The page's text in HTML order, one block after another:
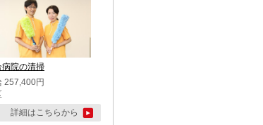
病院の清掃
257,400円
詳細はこちらから